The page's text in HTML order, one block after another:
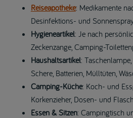
Reiseapotheke: Medikamente
Desinfektions- und
Hygieneartikel: Je nach
Zeckenzange, Camping-
Haushaltsartikel:
Schere, Batterien, Mülltüten,
Camping-Küche: Koch- und
Korkenzieher, Dosen- und
Essen & Sitzen: Campingtisch